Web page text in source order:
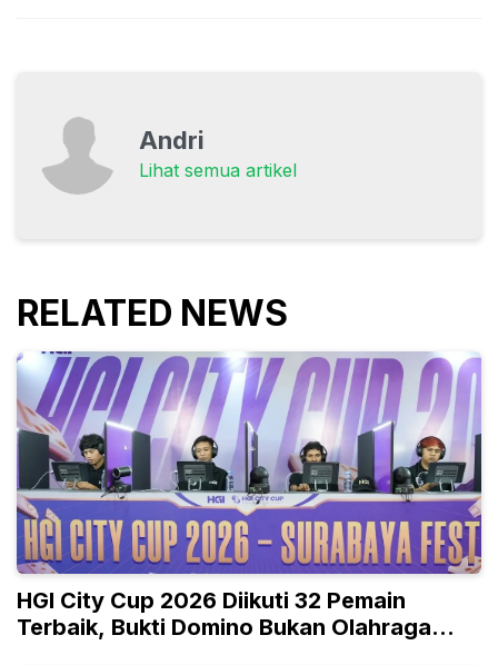
Andri
Lihat semua artikel
RELATED NEWS
HGI City Cup 2026 Diikuti 32 Pemain
Terbaik, Bukti Domino Bukan Olahraga